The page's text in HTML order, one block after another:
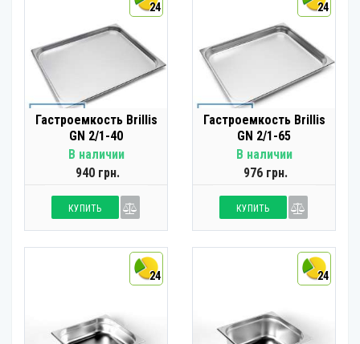
24
Гастроемкость Brillis
GN 2/1-40
В наличии
940 грн.
КУПИТЬ
24
Гастроемкость Brillis
GN 2/1-65
В наличии
976 грн.
КУПИТЬ
24 24